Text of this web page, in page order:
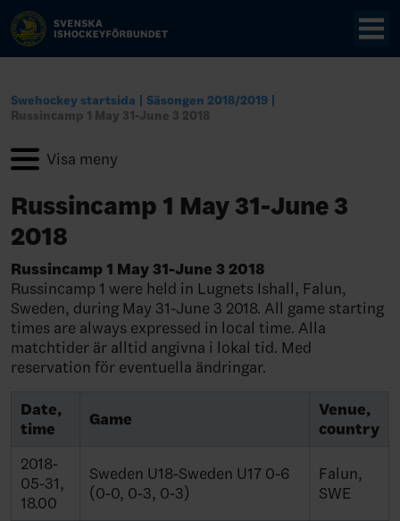
Swehockey startsida
Säsongen 2018/2019
Russincamp 1 May 31-June 3 2018
Russincamp 1 May 31-June 3
2018
Russincamp 1 May 31-June 3 2018
Russincamp 1 were held in Lugnets Ishall, Falun,
Sweden, during May 31-June 3 2018. All game starting
times are always expressed in local time. Alla
matchtider är alltid angivna i lokal tid. Med
reservation för eventuella ändringar.
Date,
time
Game
Venue,
country
2018-
05-31,
18.00
Sweden U18-Sweden U17 0-6
(0-0, 0-3, 0-3)
Falun,
SWE